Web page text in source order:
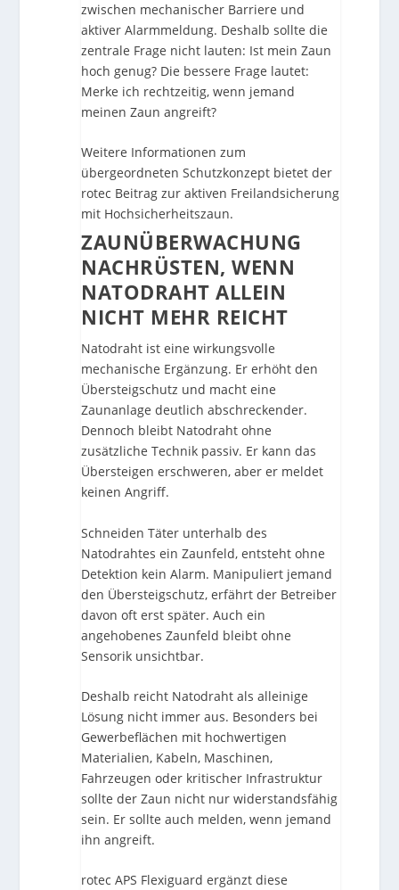
zwischen mechanischer Barriere und
aktiver Alarmmeldung. Deshalb sollte die
zentrale Frage nicht lauten: Ist mein Zaun
hoch genug? Die bessere Frage lautet:
Merke ich rechtzeitig, wenn jemand
meinen Zaun angreift?
Weitere Informationen zum
übergeordneten Schutzkonzept bietet der
rotec Beitrag zuraktiven Freilandsicherung
mit Hochsicherheitszaun.
ZAUNÜBERWACHUNG
NACHRÜSTEN, WENN
NATODRAHT ALLEIN
NICHT MEHR REICHT
Natodraht ist eine wirkungsvolle
mechanische Ergänzung. Er erhöht den
Übersteigschutz und macht eine
Zaunanlage deutlich abschreckender.
Dennoch bleibt Natodraht ohne
zusätzliche Technik passiv. Er kann das
Übersteigen erschweren, aber er meldet
keinen Angriff.
Schneiden Täter unterhalb des
Natodrahtes ein Zaunfeld, entsteht ohne
Detektion kein Alarm. Manipuliert jemand
den Übersteigschutz, erfährt der Betreiber
davon oft erst später. Auch ein
angehobenes Zaunfeld bleibt ohne
Sensorik unsichtbar.
Deshalb reicht Natodraht als alleinige
Lösung nicht immer aus. Besonders bei
Gewerbeflächen mit hochwertigen
Materialien, Kabeln, Maschinen,
Fahrzeugen oder kritischer Infrastruktur
sollte der Zaun nicht nur widerstandsfähig
sein. Er sollte auch melden, wenn jemand
ihn angreift.
rotec APS Flexiguard ergänzt diese